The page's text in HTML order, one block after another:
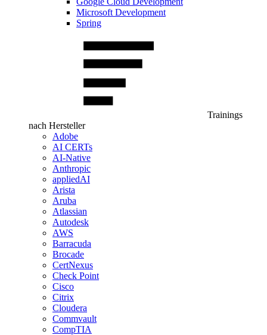
Microsoft Development
Spring
Trainings
nach Hersteller
Adobe
AI CERTs
AI-Native
Anthropic
appliedAI
Arista
Aruba
Atlassian
Autodesk
AWS
Barracuda
Brocade
CertNexus
Check Point
Cisco
Citrix
Cloudera
Commvault
CompTIA